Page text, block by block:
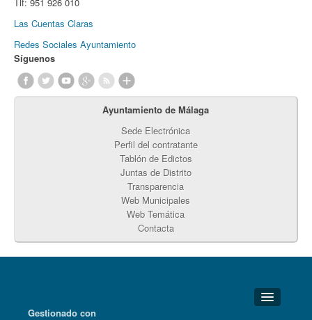
Tlf: 951 926 010
Las Cuentas Claras
Redes Sociales Ayuntamiento
Síguenos
Ayuntamiento de Málaga
Sede Electrónica
Perfil del contratante
Tablón de Edictos
Juntas de Distrito
Transparencia
Web Municipales
Web Temática
Contacta
Gestionado con